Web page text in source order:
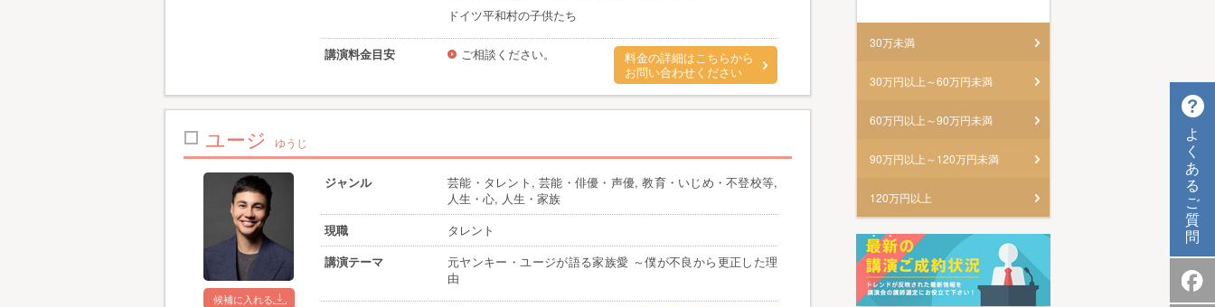
ドイツ平和村の子供たち
講演料金目安 ご相談ください。
料金の詳細はこちらから
お問い合わせください
ユージ ゆうじ
候補に入れる
ジャンル
芸能・タレント, 芸能・俳優・声優, 教育・いじめ・不登校等,
人生・心, 人生・家族
現職
タレント
講演テーマ
元ヤンキー・ユージが語る家族愛 ～僕が不良から更正した理
由
30万未満
30万円以上～60万円未満
60万円以上～90万円未満
90万円以上～120万円未満
120万円以上
よ
く
あ
る
ご
質
問